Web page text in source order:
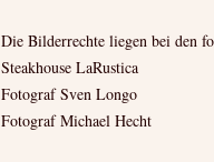
Die Bilderrechte liegen bei den
Steakhouse LaRustica
Fotograf Sven Longo
Fotograf Michael Hecht